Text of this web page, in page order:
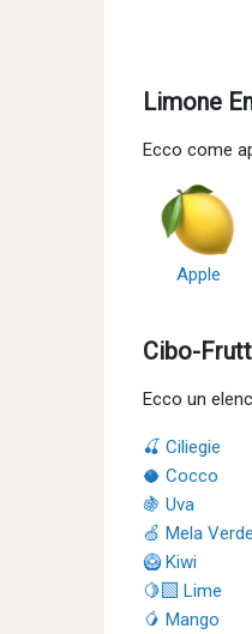
Limone
Ecco come
Apple
Cibo-
Ecco un
🍒 Ciliegie
🥥 Cocco
🍇 Uva
🍏 Mela Verde
🥝 Kiwi
🍋‍🟩 Lime
🥭 Mango